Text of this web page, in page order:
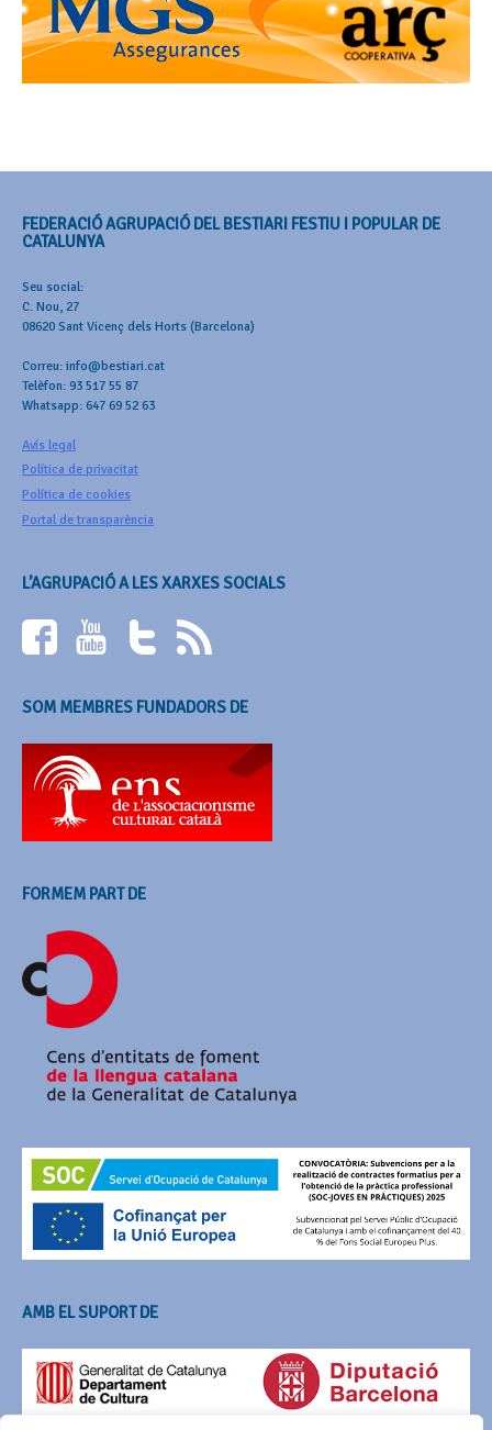
FEDERACIÓ AGRUPACIÓ DEL BESTIARI FESTIU I POPULAR DE
CATALUNYA
Seu social:
C. Nou, 27
08620 Sant Vicenç dels Horts (Barcelona)
Correu: info@bestiari.cat
Telèfon: 93 517 55 87
Whatsapp: 647 69 52 63
Avís legal
Política de privacitat
Política de cookies
Portal de transparència
L’AGRUPACIÓ A LES XARXES SOCIALS
SOM MEMBRES FUNDADORS DE
FORMEM PART DE
AMB EL SUPORT DE